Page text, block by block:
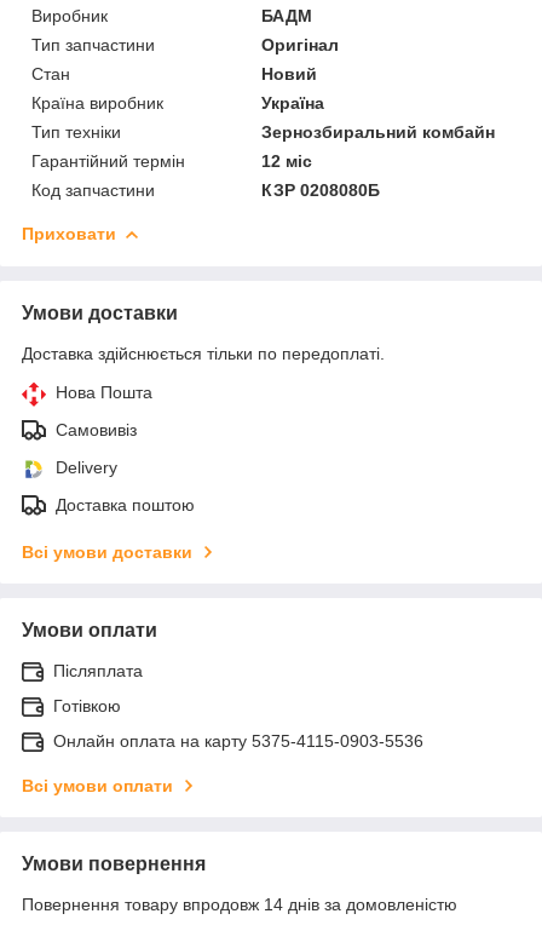
Виробник
БАДМ
Тип запчастини
Оригінал
Стан
Новий
Країна виробник
Україна
Тип техніки
Зернозбиральний комбайн
Гарантійний термін
12 міс
Код запчастини
КЗР 0208080Б
Приховати
Умови доставки
Доставка здійснюється тільки по передоплаті.
Нова Пошта
Самовивіз
Delivery
Доставка поштою
Всі умови доставки
Умови оплати
Післяплата
Готівкою
Онлайн оплата на карту 5375-4115-0903-5536
Всі умови оплати
Умови повернення
Повернення товару впродовж 14 днів за домовленістю